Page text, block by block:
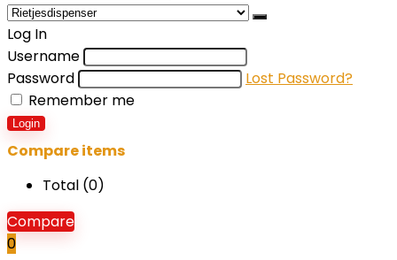
for:
Log In
Username
Password
Lost Password?
Remember me
Login
Compare items
Total (0)
Compare
0